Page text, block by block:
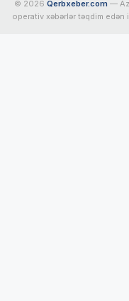
© 2026 Qerbxeber.com —
operativ xəbərlər təqdim edən